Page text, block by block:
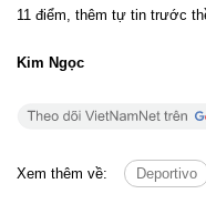
11 điểm, thêm tự tin trước
Kim Ngọc
Xem thêm về: Deportivo